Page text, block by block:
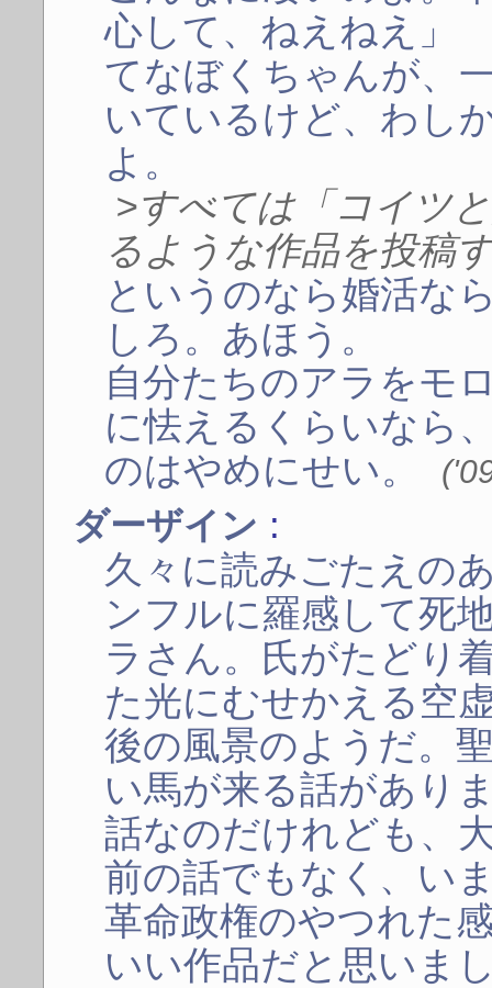
心して、ねえねえ」
てなぼくちゃんが、
いているけど、わし
よ。
>すべては「コイツ
るような作品を投稿
というのなら婚活な
しろ。あほう。
自分たちのアラをモ
に怯えるくらいなら
のはやめにせい。
ダーザイン :
久々に読みごたえの
ンフルに羅感して死
ラさん。氏がたどり
た光にむせかえる空
後の風景のようだ。
い馬が来る話があり
話なのだけれども、
前の話でもなく、い
革命政権のやつれた
いい作品だと思いま